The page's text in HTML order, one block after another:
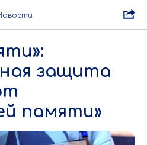
защита
памяти»